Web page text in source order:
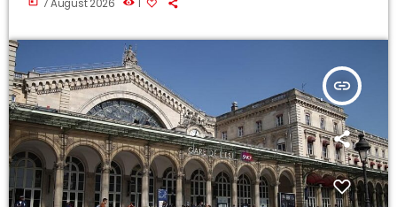
7 August 2026 1
insert_link